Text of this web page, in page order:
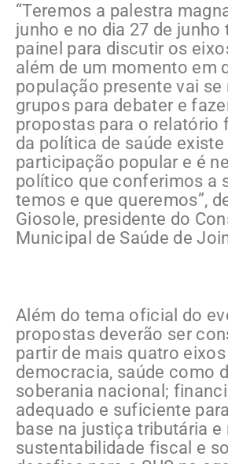
“Teremos a palestra
junho e no dia 27 de junho
painel para discutir os
além de um momento em
população presente vai se
grupos para debater e
propostas para o relatório
da política de saúde existe
participação popular e é
político que conferimos a
temos e que queremos”,
Giosole, presidente do
Municipal de Saúde de
Além do tema oficial do
propostas deverão ser
partir de mais quatro
democracia, saúde como
soberania nacional;
adequado e suficiente
base na justiça tributária e
sustentabilidade fiscal e